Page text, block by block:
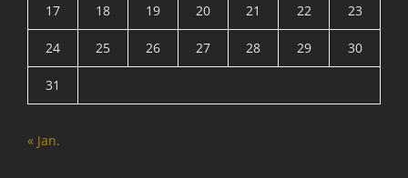
r
h
e
B
17 18 19 20 21 22 23
24 25 26 27 28 29 30
31
« Jan.